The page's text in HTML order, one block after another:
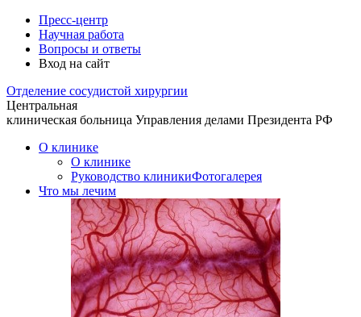
Пресс-центр
Научная работа
Вопросы и ответы
Вход на сайт
Отделение сосудистой хирургии
Центральная
клиническая больница Управления делами Президента РФ
О клинике
О клинике
Руководство клиникиФотогалерея
Что мы лечим